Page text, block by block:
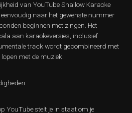
van YouTube Shallow Karaoke
naar het gewenste nummer
beginnen met zingen. Het
aan karaokeversies, inclusief
track wordt gecombineerd met
met de muziek.
YouTube stelt je in staat om je